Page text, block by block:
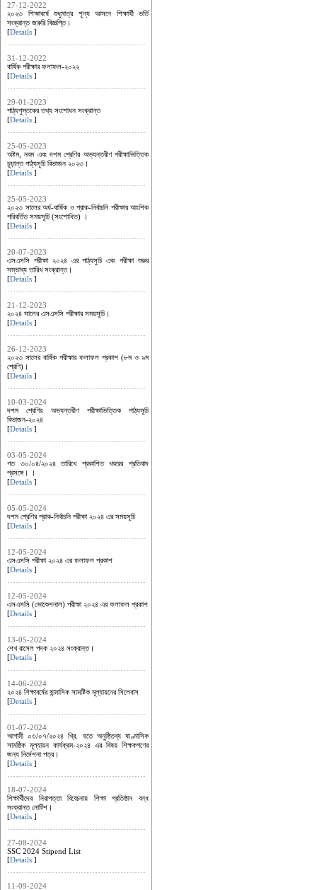
27-12-2022
২০২৩ শিক্ষাবর্ষে শুধুমাত্র শূন্য আসনে শিক্ষার্থী ভর্তি
সংক্রান্ত জরুরি বিজ্ঞপ্তি।
[Details ]
31-12-2022
বার্ষিক পরীক্ষার ফলাফল-২০২২
[Details ]
29-01-2023
পাঠ্যপুস্তকের তথ্য সংশোধন সংক্রান্ত
[Details ]
25-05-2023
অষ্টম, নবম এবং দশম শ্রেণির অভ্যন্তরীণ পরীক্ষাভিত্তিক
চূড়ান্ত পাঠ্যসূচি বিভাজন ২০২৩।
[Details ]
25-05-2023
২০২৩ সালের অর্ধ-বার্ষিক ও প্রাক-নির্বাচনি পরীক্ষার আংশিক
পরিবর্তিত সময়সূচি (সংশোধিত) ।
[Details ]
20-07-2023
এসএসসি পরীক্ষা ২০২৪ এর পাঠ্যসুচি এবং পরীক্ষা শুরুর
সম্ভাব্য তারিখ সংক্রান্ত।
[Details ]
21-12-2023
২০২৪ সালের এসএসসি পরীক্ষার সময়সূচি।
[Details ]
26-12-2023
২০২৩ সালের বার্ষিক পরীক্ষার ফলাফল প্রকাশ (৮ম ও ৯ম
শ্রেণি)।
[Details ]
10-03-2024
দশম শ্রেণির অভ্যন্তরীণ পরীক্ষাভিত্তিক পাঠ্যসূচি
বিভাজন-২০২৪
[Details ]
03-05-2024
গত ৩০/০৪/২০২৪ তারিখে প্রকাশিত খবরের প্রতিবাদ
প্রসঙ্গে। ।
[Details ]
05-05-2024
দশম শ্রেণির প্রাক-নির্বাচনি পরীক্ষা ২০২৪ এর সময়সূচি
[Details ]
12-05-2024
এসএসসি পরীক্ষা ২০২৪ এর ফলাফল প্রকাশ
[Details ]
12-05-2024
এসএসসি (ভোকেশনাল) পরীক্ষা ২০২৪ এর ফলাফল প্রকাশ
[Details ]
13-05-2024
শেখ রাসেল পদক ২০২৪ সংক্রান্ত।
[Details ]
14-06-2024
২০২৪ শিক্ষাবর্ষের ষান্মাসিক সামষ্টিক মূল্যায়নের সিলেবাস
[Details ]
01-07-2024
আগামী ০৩/০৭/২০২৪ খ্রি. হতে অনুষ্ঠিতব্য ষাণ্মাসিক
সামষ্ঠিক মূল্যায়ন কার্যক্রম-২০২৪ এর ‍বিষয় শিক্ষকগণের
জন্য নির্দেশনা পত্র।
[Details ]
18-07-2024
শিক্ষার্থীদের নিরাপত্তা বিবেচনায় শিক্ষা প্রতিষ্ঠান বন্ধ
সংক্রান্ত নোটিশ।
[Details ]
27-08-2024
SSC 2024 Stipend List
[Details ]
11-09-2024